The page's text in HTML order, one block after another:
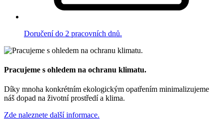
Doručení do 2 pracovních dnů.
Pracujeme s ohledem na ochranu klimatu.
Díky mnoha konkrétním ekologickým opatřením minimalizujeme
náš dopad na životní prostředí a klima.
Zde naleznete další informace.